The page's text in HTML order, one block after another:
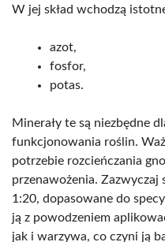
W jej skład wchodzą
azot,
fosfor,
potas.
Minerały te są niezbędne
funkcjonowania roślin.
potrzebie rozcieńczania
przenawożenia.
1:20, dopasowane do
ją z powodzeniem
jak i warzywa, co czyni ją